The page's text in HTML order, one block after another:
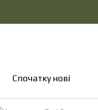
Спочатку нові